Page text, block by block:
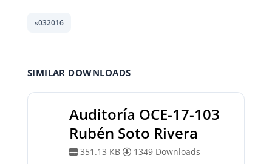
s032016
SIMILAR DOWNLOADS
Auditoría OCE-17-103
Rubén Soto Rivera
351.13 KB 1349 Downloads